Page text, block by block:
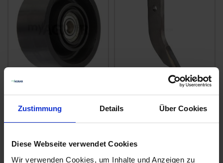
Zustimmung Details Über Cookies
Diese Webseite verwendet Cookies
Wir verwenden Cookies, um Inhalte und Anzeigen zu
20040602
zzgl. MwSt.
13,45 € / St
IN DEN
WARENKORB
GRIMME Fräshaken
10089660
zzgl. MwSt.
30,31 € / St
WARENKORB